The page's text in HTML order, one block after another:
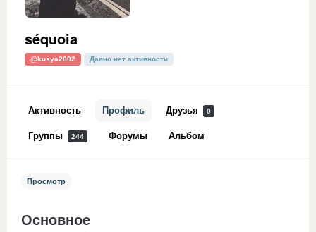
séquoia
@kusya2002 Давно нет активности
Активность Профиль Друзья 0
Группы 244 Форумы Альбом
Просмотр
Основное